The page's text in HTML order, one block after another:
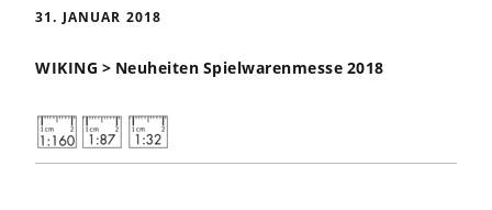
31. JANUAR 2018
WIKING > Neuheiten Spielwarenmesse 2018